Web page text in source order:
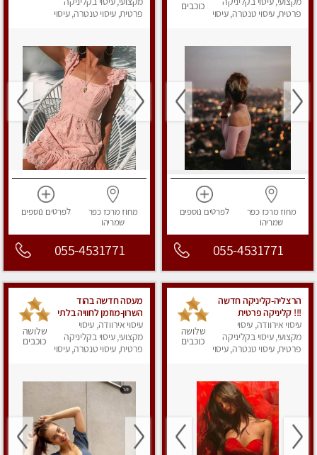
פרטית, עיסוי טנטרה, עיסוי
כוכבים
מחוז מרכזכפר
שמריהו
לפרטים נוספים
055-4531771
פרטית, עיסוי טנטרה, עיסוי
מחוז מרכזכפר
שמריהו
לפרטים נוספים
055-4531771
הרצליה-קליניקה חדשה
!!! קליניקה פרטית
ואיכותית במיוחד
בהרצליה
עיסוי אירוודה, עיסוי
מקצועי, עיסוי בקליניקה
פרטית, עיסוי טנטרה, עיסוי
שלושה
כוכבים
מעסה חדשה בהוד
השרון-מוזמן לחוויה בלתי
נשכחת!!!עיסוי מפנק
ביותר במקום פרטי
לחלוטין!
עיסוי אירוודה, עיסוי
מקצועי, עיסוי בקליניקה
פרטית, עיסוי טנטרה, עיסוי
שלושה
כוכבים